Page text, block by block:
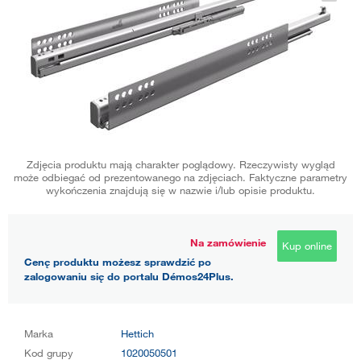
Zdjęcia produktu mają charakter poglądowy. Rzeczywisty wygląd
może odbiegać od prezentowanego na zdjęciach. Faktyczne parametry
wykończenia znajdują się w nazwie i/lub opisie produktu.
Na zamówienie
Cenę produktu możesz sprawdzić po
zalogowaniu się do portalu Démos24Plus.
Kup online
Marka
Hettich
Kod grupy
1020050501